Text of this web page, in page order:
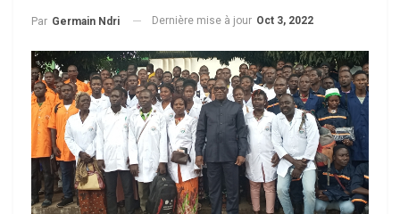
Par Germain Ndri Dernière mise à jour Oct 3, 2022